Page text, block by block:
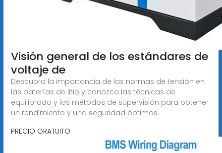
Visión general de los estándares de
voltaje de
Descubra la importancia de las normas de tensión en
las baterías de litio y conozca las técnicas de
equilibrado y los métodos de supervisión para obtener
un rendimiento y una seguridad óptimos.
PRECIO GRATUITO